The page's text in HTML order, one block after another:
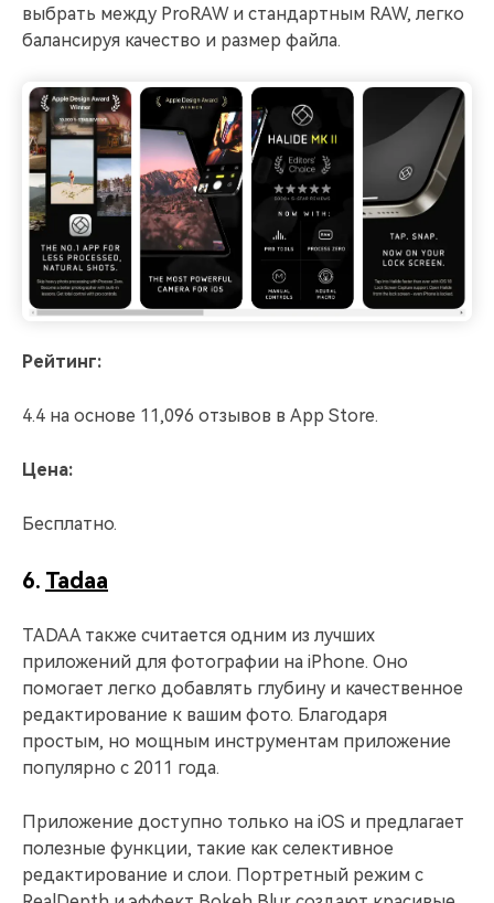
выбрать между ProRAW и стандартным RAW, легко
балансируя качество и размер файла.
Рейтинг:
4.4 на основе 11,096 отзывов в App Store.
Цена:
Бесплатно.
6. Tadaa
TADAA также считается одним из лучших
приложений для фотографии на iPhone. Оно
помогает легко добавлять глубину и качественное
редактирование к вашим фото. Благодаря
простым, но мощным инструментам приложение
популярно с 2011 года.
Приложение доступно только на iOS и предлагает
полезные функции, такие как селективное
редактирование и слои. Портретный режим с